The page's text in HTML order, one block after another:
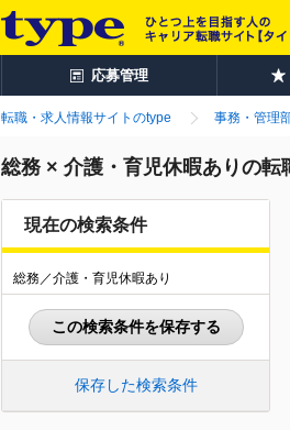
応募管理
転職・求人情報サイトのtype 事務・管理
総務 × 介護・育児休暇ありの転
現在の検索条件
総務／介護・育児休暇あり
この検索条件を保存する
保存した検索条件